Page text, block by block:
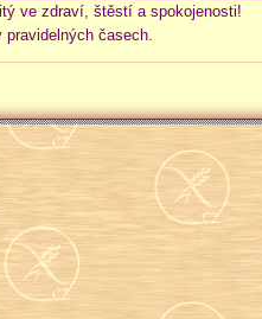
ve zdraví, štěstí a spokojenosti!
časech.